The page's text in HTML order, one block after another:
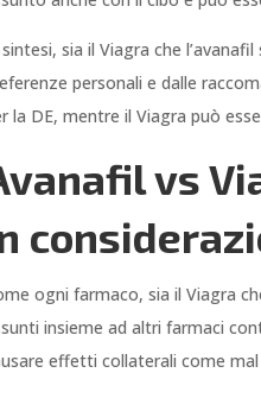
sintesi, sia il Viagra che
personali e dalle
la DE, mentre il Viagra può
vs
ogni farmaco, sia il Viagra
insieme ad altri farmaci
effetti collaterali come